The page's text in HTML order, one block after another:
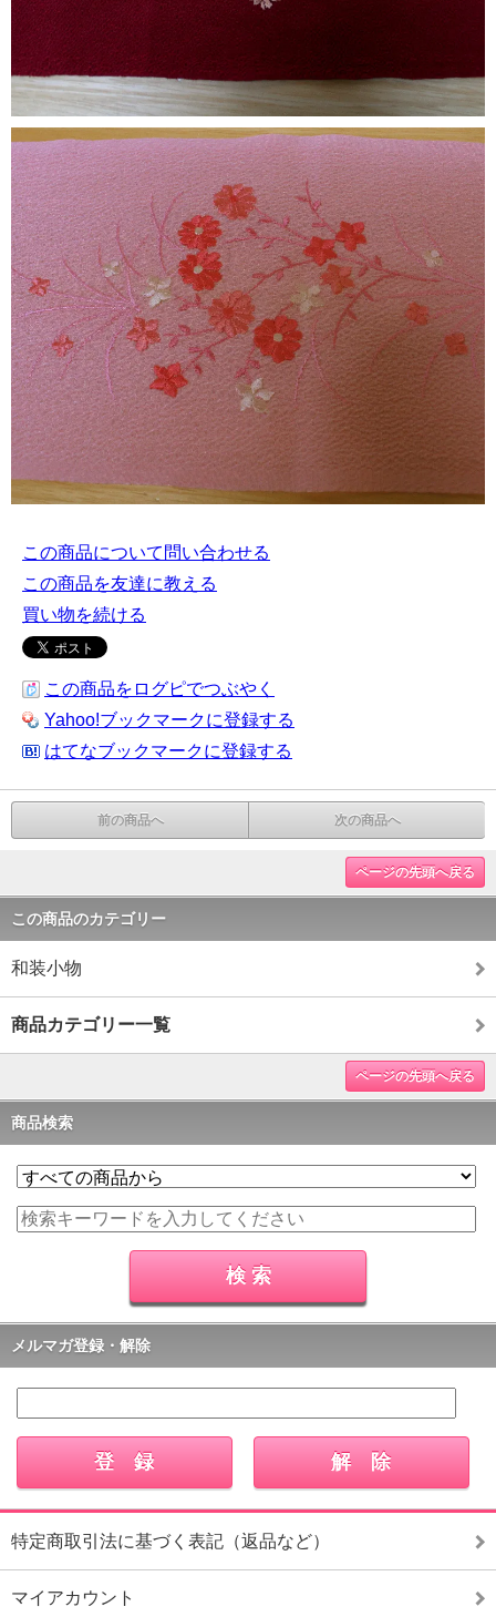
この商品について問い合わせる
この商品を友達に教える
買い物を続ける
この商品をログピでつぶやく
Yahoo!ブックマークに登録する
はてなブックマークに登録する
前の商品へ 次の商品へ
ページの先頭へ戻る
この商品のカテゴリー
和装小物
商品カテゴリー一覧
ページの先頭へ戻る
商品検索
メルマガ登録・解除
特定商取引法に基づく表記（返品など）
マイアカウント